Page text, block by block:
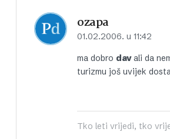
ozapa
01.02.2006. u 11:42
ma dobro davali da
turizmu još uvijek
Tko leti vrijedi, tko